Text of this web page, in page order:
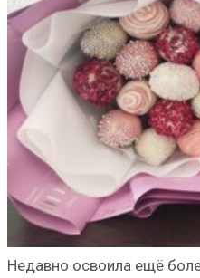
Недавно освоила ещё